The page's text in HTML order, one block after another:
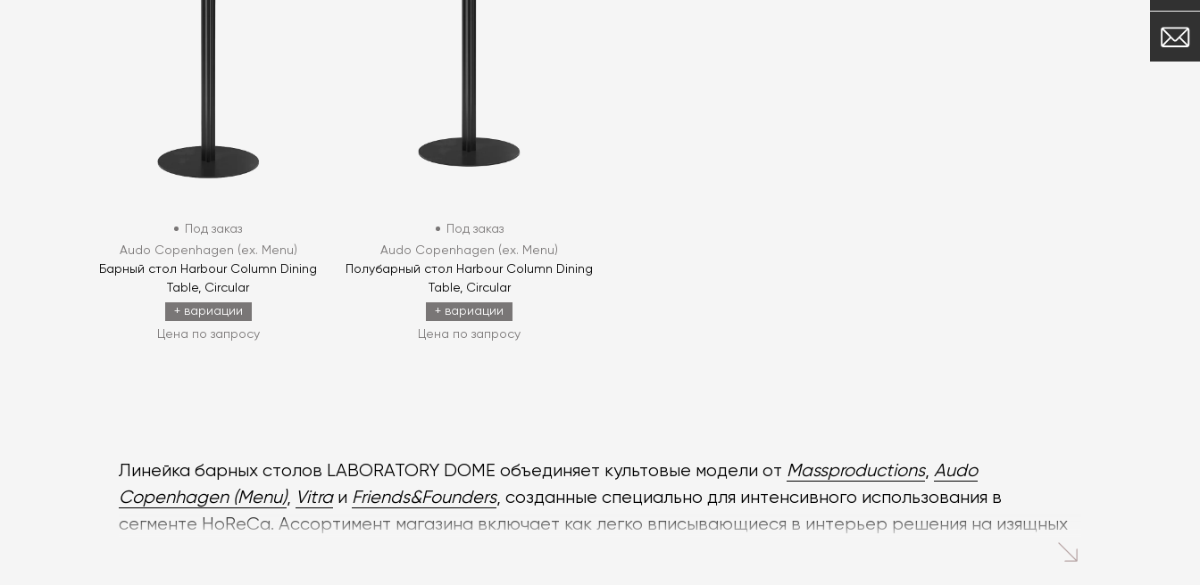
Под заказ
Audo Copenhagen (ex. Menu)
Барный стол Harbour Column Dining
Table, Circular
+ вариации
Цена по запросу
Под заказ
Audo Copenhagen (ex. Menu)
Полубарный стол Harbour Column Dining
Table, Circular
+ вариации
Цена по запросу
Линейка барных столов LABORATORY DOME объединяет культовые модели от Massproductions, Audo
Copenhagen (Menu), Vitraи Friends&Founders, созданные специально для интенсивного использования в
сегменте HoReCa. Ассортимент магазина включает как легко вписывающиеся в интерьер решения на изящных